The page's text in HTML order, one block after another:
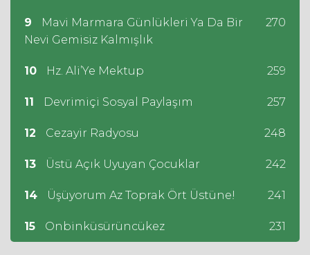
9
Mavi Marmara Günlükleri Ya Da Bir
Nevi Gemisiz Kalmışlık
270
10 Hz. Ali’Ye Mektup 259
11 Devrimiçi Sosyal Paylaşım 257
12 Cezayir Radyosu 248
13 Üstü Açık Uyuyan Çocuklar 242
14 Üşüyorum Az Toprak Ört Üstüne! 241
15 Onbinküsürüncükez 231